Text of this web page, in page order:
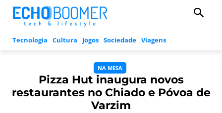
Tecnologia Cultura Jogos Sociedade Viagens
NA MESA
Pizza Hut inaugura novos
restaurantes no Chiado e Póvoa de
Varzim